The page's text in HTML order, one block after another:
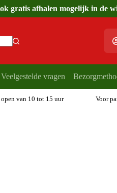
gratis afhalen mogelijk in de
Veelgestelde vragen
van 10 tot 15 uur Voor